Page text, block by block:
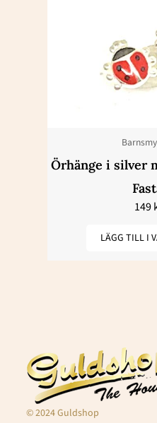
Örhänge i silver
149
LÄGG TILL I
© 2024 Guldshop